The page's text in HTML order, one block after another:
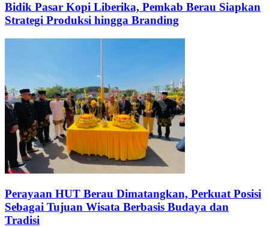
Bidik Pasar Kopi Liberika, Pemkab Berau Siapkan
Strategi Produksi hingga Branding
Perayaan HUT Berau Dimatangkan, Perkuat Posisi
Sebagai Tujuan Wisata Berbasis Budaya dan
Tradisi